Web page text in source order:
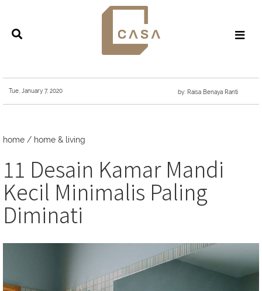
Tue, January 7, 2020 by: Raisa Benaya Ranti
home / home & living
11 Desain Kamar Mandi
Kecil Minimalis Paling
Diminati